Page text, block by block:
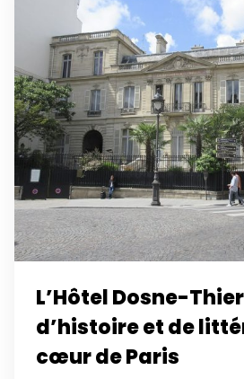
L’Hôtel Dosne-
d’histoire et de
cœur de Paris